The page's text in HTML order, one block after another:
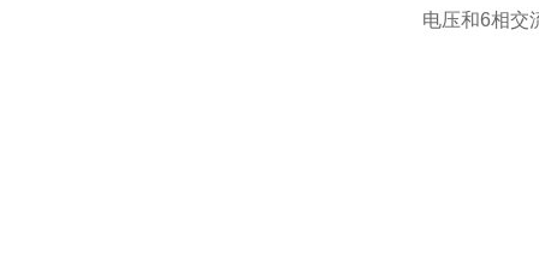
电压和6相交